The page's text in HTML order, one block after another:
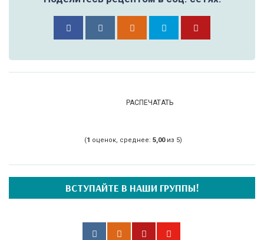
РАСПЕЧАТАТЬ
(1 оценок, среднее: 5,00из 5)
ВСТУПАЙТЕ В НАШИ ГРУППЫ!